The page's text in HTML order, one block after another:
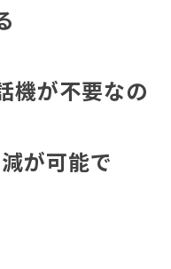
機が不要なの
が可能で